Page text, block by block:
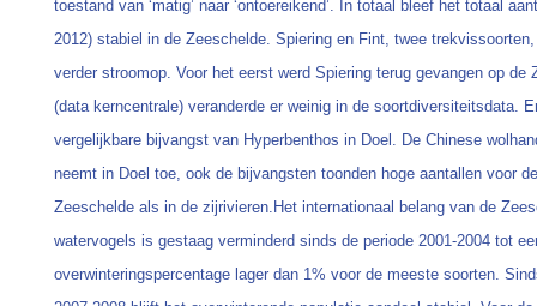
toestand van ‘matig’ naar ‘ontoereikend’. In totaal bleef het totaal
2012) stabiel in de Zeeschelde. Spiering en Fint, twee
verder stroomop. Voor het eerst werd Spiering terug gevangen op de
(data kerncentrale) veranderde er weinig in de soortdiversiteitsdata.
vergelijkbare bijvangst van Hyperbenthos in Doel. De Chinese
neemt in Doel toe, ook de bijvangsten toonden hoge aantallen voor
Zeeschelde als in de zijrivieren.Het internationaal belang van de
watervogels is gestaag verminderd sinds de periode 2001-2004 tot
overwinteringspercentage lager dan 1% voor de meeste soorten.